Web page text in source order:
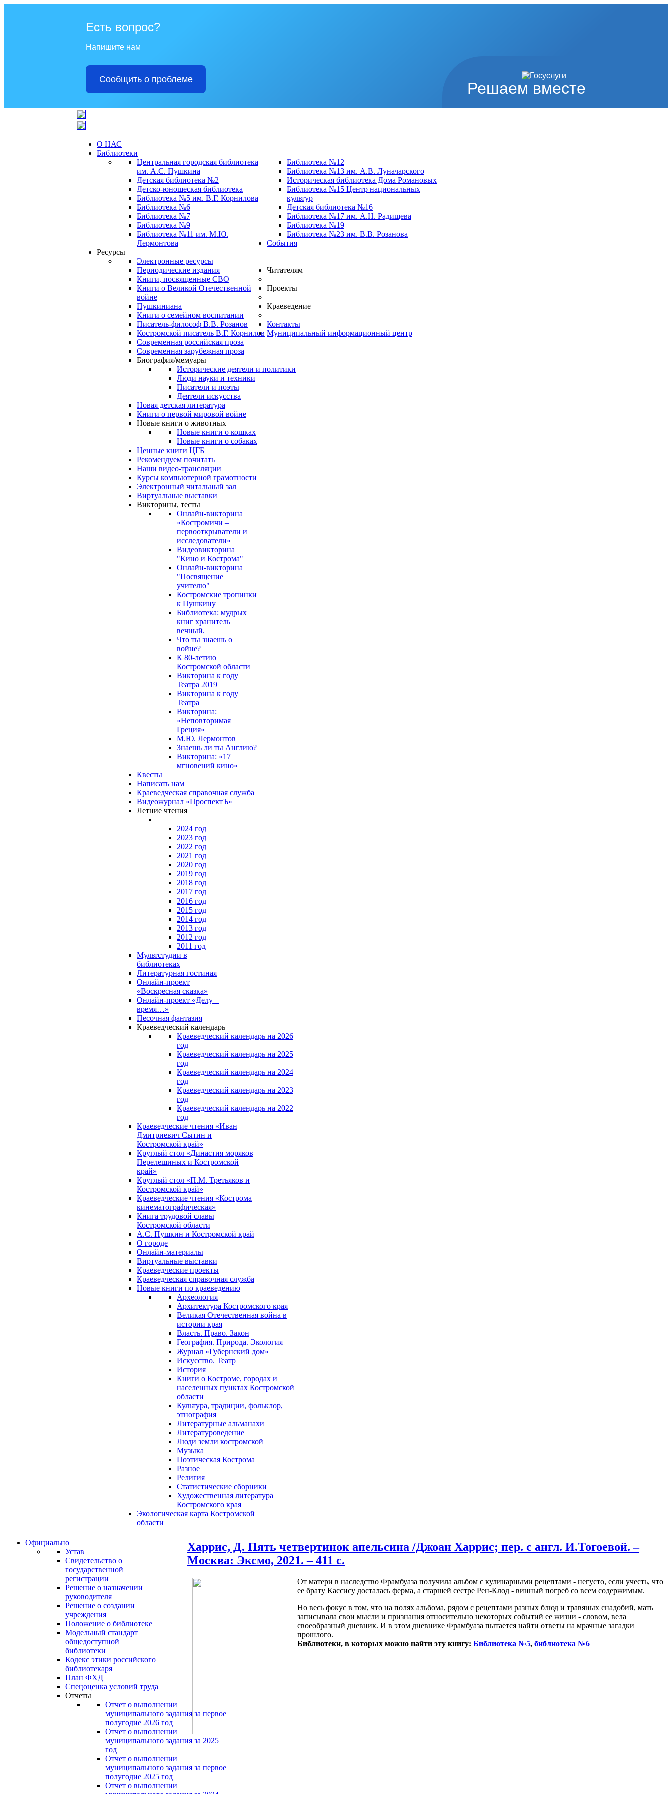
Решаем вместе
Есть вопрос?
Напишите нам
Сообщить о проблеме
О НАС
Библиотеки
Центральная городская библиотека
им. А.С. Пушкина
Детская библиотека №2
Детско-юношеская библиотека
Библиотека №5 им. В.Г. Корнилова
Библиотека №6
Библиотека №7
Библиотека №9
Библиотека №11 им. М.Ю.
Лермонтова
Библиотека №12
Библиотека №13 им. А.В. Луначарского
Историческая библиотека Дома Романовых
Библиотека №15 Центр национальных
культур
Детская библиотека №16
Библиотека №17 им. А.Н. Радищева
Библиотека №19
Библиотека №23 им. В.В. Розанова
События
Ресурсы
Электронные ресурсы
Периодические издания
Книги, посвященные СВО
Книги о Великой Отечественной
войне
Пушкиниана
Книги о семейном воспитании
Писатель-философ В.В. Розанов
Костромской писатель В.Г. Корнилов
Современная российская проза
Современная зарубежная проза
Биография/мемуары
Исторические деятели и политики
Люди науки и техники
Писатели и поэты
Деятели искусства
Новая детская литература
Книги о первой мировой войне
Новые книги о животных
Новые книги о кошках
Новые книги о собаках
Ценные книги ЦГБ
Читателям
Рекомендуем почитать
Наши видео-трансляции
Курсы компьютерной грамотности
Электронный читальный зал
Виртуальные выставки
Викторины, тесты
Онлайн-викторина
«Костромичи –
первооткрыватели и
исследователи»
Видеовикторина
"Кино и Кострома"
Онлайн-викторина
"Посвящение
учителю"
Костромские тропинки
к Пушкину
Библиотека: мудрых
книг хранитель
вечный.
Что ты знаешь о
войне?
К 80-летию
Костромской области
Викторина к году
Театра 2019
Викторина к году
Театра
Викторина:
«Неповторимая
Греция»
М.Ю. Лермонтов
Знаешь ли ты Англию?
Викторина: «17
мгновений кино»
Квесты
Написать нам
Краеведческая справочная служба
Видеожурнал «ПроспектЪ»
Проекты
Летние чтения
2024 год
2023 год
2022 год
2021 год
2020 год
2019 год
2018 год
2017 год
2016 год
2015 год
2014 год
2013 год
2012 год
2011 год
Мультстудии в
библиотеках
Литературная гостиная
Онлайн-проект
«Воскресная сказка»
Онлайн-проект «Делу –
время…»
Песочная фантазия
Краеведение
Краеведческий календарь
Краеведческий календарь на 2026
год
Краеведческий календарь на 2025
год
Краеведческий календарь на 2024
год
Краеведческий календарь на 2023
год
Краеведческий календарь на 2022
год
Краеведческие чтения «Иван
Дмитриевич Сытин и
Костромской край»
Круглый стол «Династия моряков
Перелешиных и Костромской
край»
Круглый стол «П.М. Третьяков и
Костромской край»
Краеведческие чтения «Кострома
кинематографическая»
Книга трудовой славы
Костромской области
А.С. Пушкин и Костромской край
О городе
Онлайн-материалы
Виртуальные выставки
Краеведческие проекты
Краеведческая справочная служба
Новые книги по краеведению
Археология
Архитектура Костромского края
Великая Отечественная война в
истории края
Власть. Право. Закон
География. Природа. Экология
Журнал «Губернский дом»
Искусство. Театр
История
Книги о Костроме, городах и
населенных пунктах Костромской
области
Культура, традиции, фольклор,
этнография
Литературные альманахи
Литературоведение
Люди земли костромской
Музыка
Поэтическая Кострома
Разное
Религия
Статистические сборники
Художественная литература
Костромского края
Экологическая карта Костромской
области
Контакты
Муниципальный информационный центр
Официально
Устав
Свидетельство о
государственной
регистрации
Решение о назначении
руководителя
Решение о создании
учреждения
Положение о библиотеке
Модельный стандарт
общедоступной
библиотеки
Кодекс этики российского
библиотекаря
План ФХД
Спецоценка условий труда
Отчеты
Отчет о выполнении
муниципального задания за первое
полугодие 2026 год
Отчет о выполнении
муниципального задания за 2025
год
Отчет о выполнении
муниципального задания за первое
полугодие 2025 год
Отчет о выполнении
Харрис, Д. Пять четвертинок апельсина /Джоан Харрис; пер. с англ. И.Тогоевой. –
Москва: Эксмо, 2021. – 411 с.
От матери в наследство Фрамбуаза получила альбом с кулинарными рецептами - негусто, если учесть, что
ее брату Кассису досталась ферма, а старшей сестре Рен-Клод - винный погреб со всем содержимым.
Но весь фокус в том, что на полях альбома, рядом с рецептами разных блюд и травяных снадобий, мать
записывала свои мысли и признания относительно некоторых событий ее жизни - словом, вела
своеобразный дневник. И в этом дневнике Фрамбуаза пытается найти ответы на мрачные загадки
прошлого.
Библиотеки, в которых можно найти эту книгу: Библиотека №5, библиотека №6